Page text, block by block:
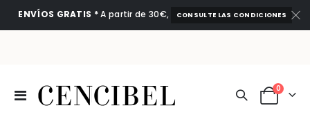
ENVÍOS GRATIS *A partir de 30€, CONSULTE LAS CONDICIONES
Toggle
Nav
Cart
0